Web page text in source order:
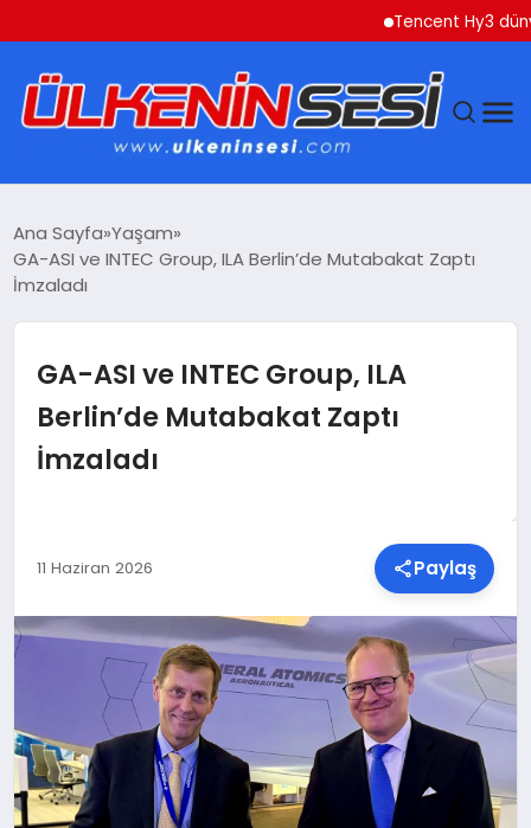
Tencent Hy3 dünya
EKONOMI
SAĞLIK
TEKNOLOJI
MALATYA HABERLERI
Ana Sayfa Yaşam
GA-ASI ve INTEC Group, ILA Berlin’de Mutabakat Zaptı
İmzaladı
GA-ASI ve INTEC Group, ILA
Berlin’de Mutabakat Zaptı
İmzaladı
11 Haziran 2026 Paylaş